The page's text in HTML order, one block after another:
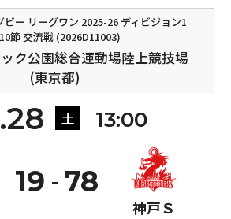
ー リーグワン 2025-26 ディビジョン1
節 交流戦 (2026D11003)
ク公園総合運動場陸上競技場
(東京都)
土 13:00
19
神戸Ｓ
78